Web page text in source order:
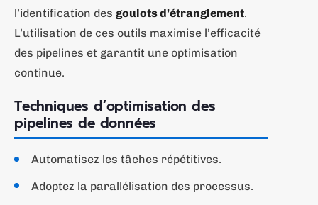
l’identification des goulots d’étranglement.
L’utilisation de ces outils maximise l’efficacité
des pipelines et garantit une optimisation
continue.
Techniques d’optimisation des
pipelines de données
Automatisez les tâches répétitives.
Adoptez la parallélisation des processus.